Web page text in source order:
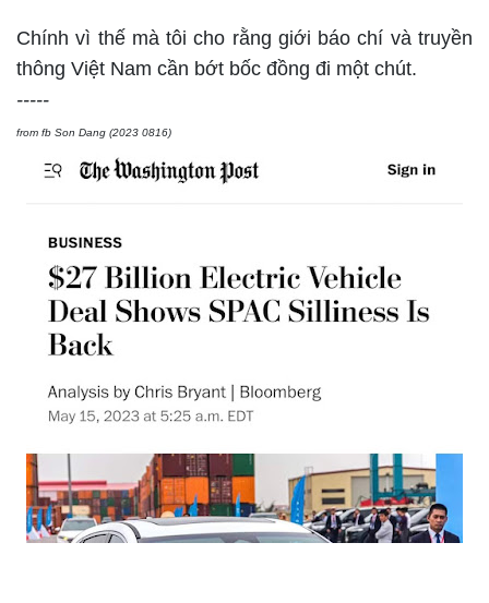
Chính vì thế mà tôi cho rằng giới báo chí và truyền
thông Việt Nam cần bớt bốc đồng đi một chút.
-----
from fb Son Dang (2023 0816)